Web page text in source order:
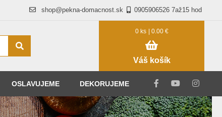
0905906526 7až15 hod
shop@pekna-domacnost.sk
0 ks | 0.00 €
Váš košík
OSLAVUJEME DEKORUJEME